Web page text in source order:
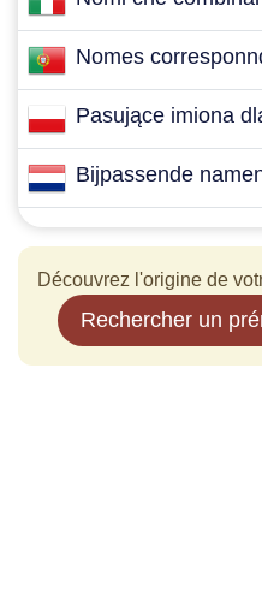
Nomes
Pasujące imiona
Bijpassende
Découvrez l'origine de
Rechercher un